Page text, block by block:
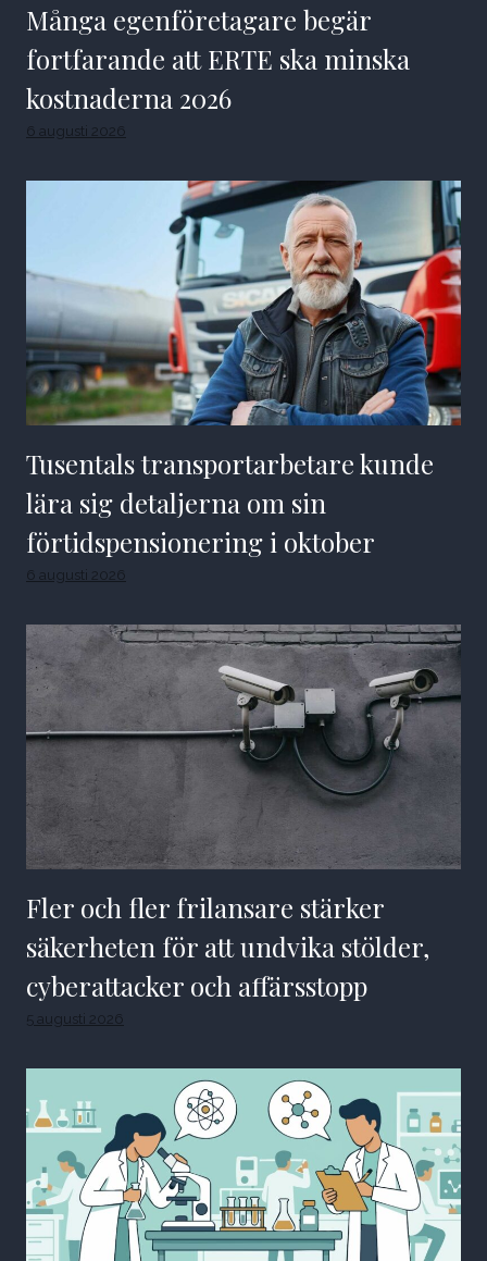
Många egenföretagare begär
fortfarande att ERTE ska minska
kostnaderna 2026
6 augusti 2026
Tusentals transportarbetare kunde
lära sig detaljerna om sin
förtidspensionering i oktober
6 augusti 2026
Fler och fler frilansare stärker
säkerheten för att undvika stölder,
cyberattacker och affärsstopp
5 augusti 2026